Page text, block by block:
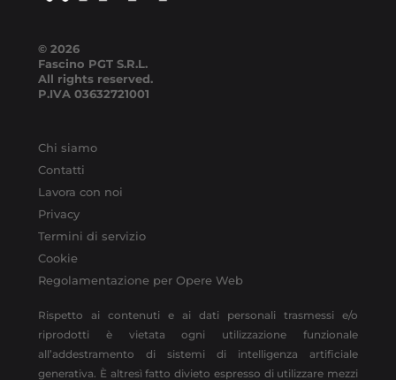
© 2026
Fascino PGT S.R.L.
All rights reserved.
P.IVA 03632721001
Chi siamo
Contatti
Lavora con noi
Privacy
Termini di servizio
Cookie
Regolamentazione per Opere Web
Rispetto ai contenuti e ai dati personali trasmessi e/o
riprodotti è vietata ogni utilizzazione funzionale
all’addestramento di sistemi di intelligenza artificiale
generativa. È altresì fatto divieto espresso di utilizzare mezzi